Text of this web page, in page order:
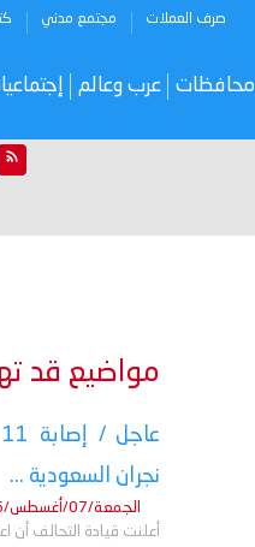
صرف العملات مجتمع مدني
محافظات عرب وعالم
مواضيع قد
نجران السعودية ...
الجمعة/07/أغسطس/2026 - 12:38 ص
أعلنت قيادة التحالف أن